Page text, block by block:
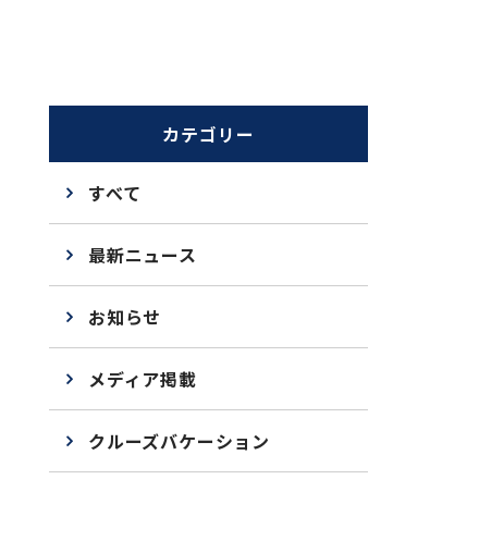
カテゴリー
すべて
最新ニュース
お知らせ
メディア掲載
クルーズバケーション